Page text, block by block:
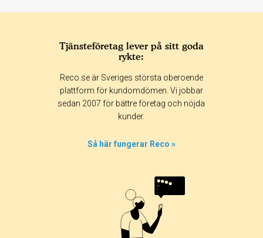
Tjänsteföretag lever på sitt goda
rykte:
Reco.se är Sveriges största oberoende
plattform för kundomdömen. Vi jobbar
sedan 2007 för bättre företag och nöjda
kunder.
Så här fungerar Reco »